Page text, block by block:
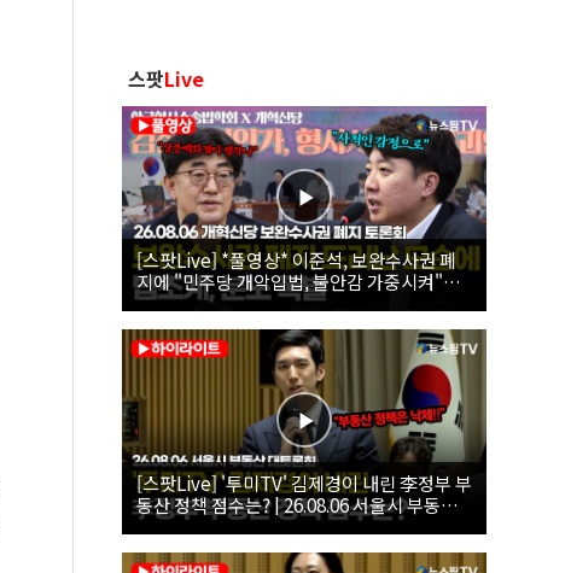
스팟Live
[스팟Live] *풀영상* 이준석, 보완수사권 폐
지에 "민주당 개악입법, 불안감 가중시켜"｜
26.08.06 개혁신당 보완수사권 폐지 토론회
[스팟Live] '투미TV' 김제경이 내린 李정부 부
동산 정책 점수는? | 26.08.06 서울시 부동산
대토론회